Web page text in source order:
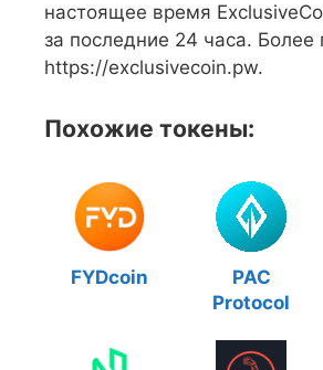
настоящее время
за последние 24 часа.
https://exclusivecoin.pw.
Похожие токены:
FYDcoin
PAC
Protocol